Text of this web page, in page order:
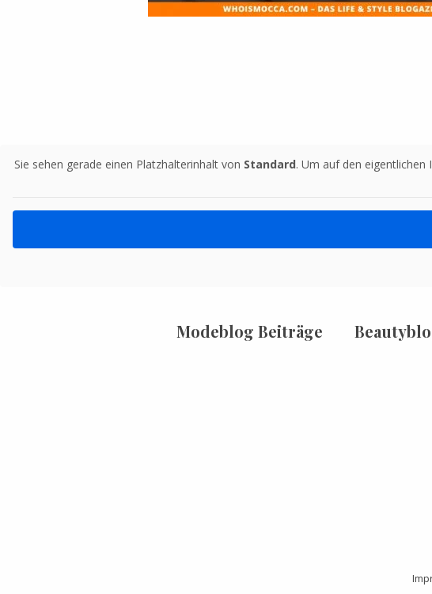
Sie sehen gerade einen Platzhalterinhalt von Standard. Um auf den
Modeblog Beiträge